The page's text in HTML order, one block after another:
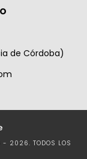
de Córdoba)
2026. TODOS LOS